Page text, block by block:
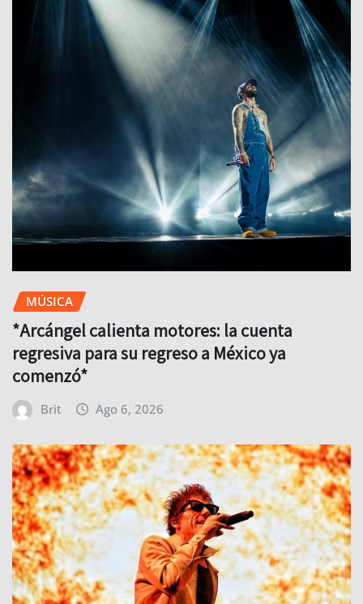
MÚSICA
*Arcángel calienta motores: la cuenta
regresiva para su regreso a México ya
comenzó*
Brit Ago 6, 2026